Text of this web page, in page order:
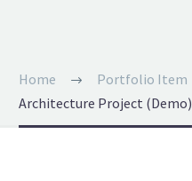
Home
Portfolio Item
Architecture Project (Demo)